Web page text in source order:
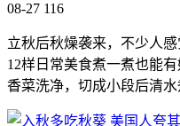
08-27 116
立秋后秋燥袭来，不少人
12样日常美食煮一煮也能
香菜洗净，切成小段后清